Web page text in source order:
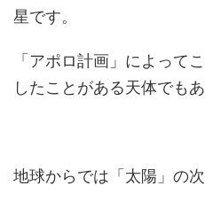
星です。
「アポロ計画」によって
したことがある天体でもあ
地球からでは「太陽」の